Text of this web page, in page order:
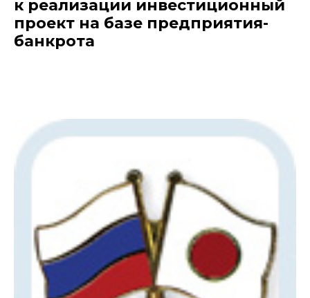
к реализации инвестиционный
проект на базе предприятия-
банкрота